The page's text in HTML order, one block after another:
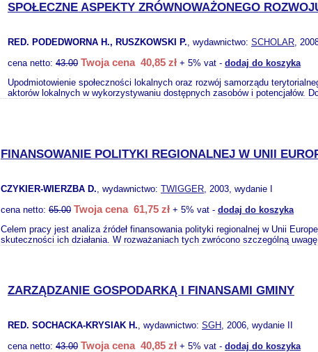
SPOŁECZNE ASPEKTY ZRÓWNOWAŻONEGO
RED. PODEDWORNA H., RUSZKOWSKI P., wydawnictwo: SCHOLAR,
cena netto: 43.00 Twoja cena 40,85 zł + 5% vat - dodaj do koszyka
Upodmiotowienie społeczności lokalnych oraz rozwój samorządu
aktorów lokalnych w wykorzystywaniu dostępnych zasobów i potencjałów.
FINANSOWANIE POLITYKI REGIONALNEJ W UNII
CZYKIER-WIERZBA D., wydawnictwo: TWIGGER, 2003, wydanie I
cena netto: 65.00 Twoja cena 61,75 zł + 5% vat - dodaj do koszyka
Celem pracy jest analiza źródeł finansowania polityki regionalnej w Unii
skuteczności ich działania. W rozważaniach tych zwrócono szczególną
ZARZĄDZANIE GOSPODARKĄ I FINANSAMI GMINY
RED. SOCHACKA-KRYSIAK H., wydawnictwo: SGH, 2006, wydanie II
cena netto: 43.00 Twoja cena 40,85 zł + 5% vat - dodaj do koszyka